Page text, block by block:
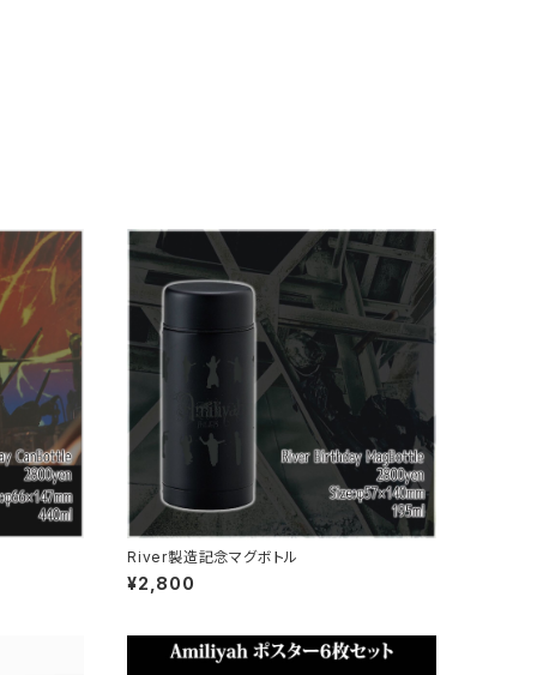
River製造記念マグボトル
¥2,800